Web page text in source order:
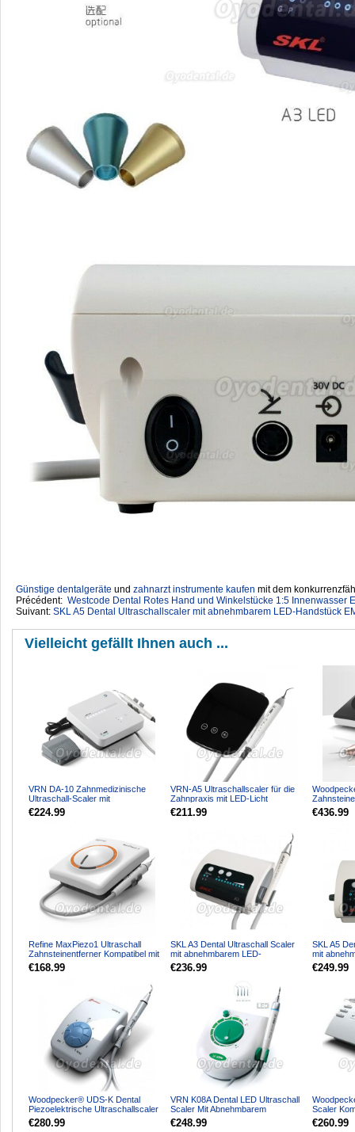
Günstige dentalgeräte ‎ und zahnarzt instrumente kaufen mit dem
Précédent: Westcode Dental Rotes Hand und Winkelstücke 1:5 Innenwasser
Suivant: SKL A5 Dental Ultraschallscaler mit abnehmbarem LED-Handstück
Vielleicht gefällt Ihnen auch ...
VRN DA-10 Zahnmedizinische
Ultraschall-Scaler mit
abnehmbarem LED-Handstück
€224.99
VRN-A5 Ultraschallscaler für die
Zahnpraxis mit LED-Licht
€211.99 €436.99
Refine MaxPiezo1 Ultraschall
Zahnsteinentferner Kompatibel mit
EMS
€168.99
SKL A3 Dental Ultraschall Scaler
mit abnehmbarem LED-
Lichthandstück EMS Kompatib...
€236.99
SKL A5
mit
EMS
€249.99
Woodpecker® UDS-K Dental
Piezoelektrische Ultraschallscaler
€280.99
VRN K08A Dental LED Ultraschall
Scaler Mit Abnehmbarem
Handstück
€248.99
Scaler
€260.99